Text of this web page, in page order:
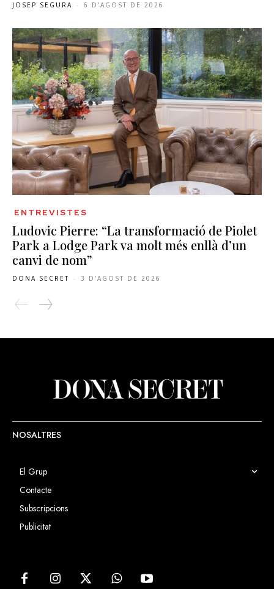
JOSEP SEGURA - 6 D'AGOST DE 2026
ENTREVISTES
Ludovic Pierre: “La transformació de Piolet
Park a Lodge Park va molt més enllà d’un
canvi de nom”
DONA SECRET - 3 D'AGOST DE 2026
NOSALTRES
El Grup
Contacte
Subscripcions
Publicitat